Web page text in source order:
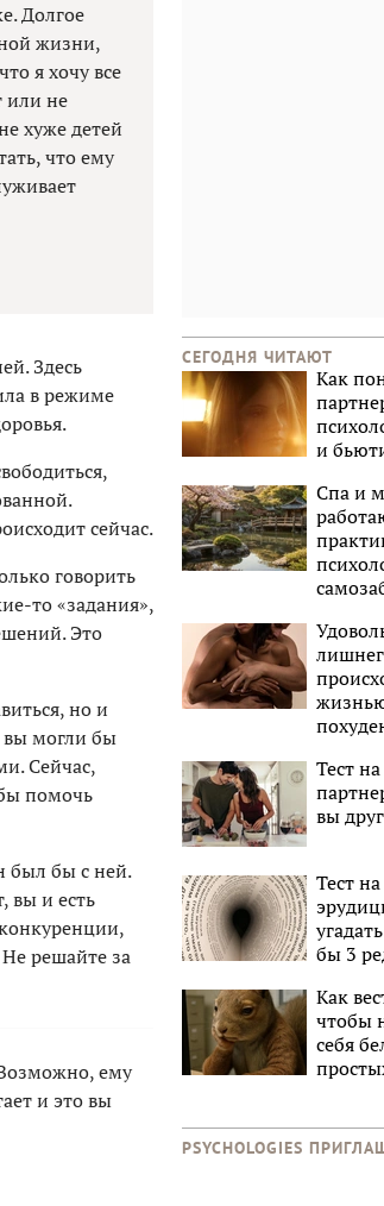
Долгое
жизни,
я хочу все
или не
хуже детей
что ему
Здесь
в режиме
сейчас.
говорить
то «задания»,
Это
но и
вы могли бы
Сейчас,
помочь
был бы с ней.
вы и есть
решайте за
ему
и это вы
СЕГОДНЯ ЧИТАЮТ
Как
и
Спа и
Тест
вы
Тест
бы 3
Как
чтобы
себя
PSYCHOLOGIES